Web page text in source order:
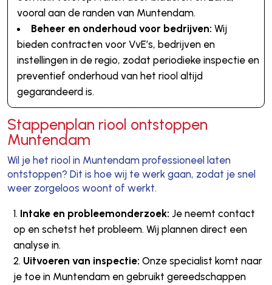
vooral aan de randen van Muntendam.
Beheer en onderhoud voor bedrijven: Wij
bieden contracten voor VvE’s, bedrijven en
instellingen in de regio, zodat periodieke inspectie en
preventief onderhoud van het riool altijd
gegarandeerd is.
Stappenplan riool ontstoppen
Muntendam
Wil je het riool in Muntendam professioneel laten
ontstoppen? Dit is hoe wij te werk gaan, zodat je snel
weer zorgeloos woont of werkt.
Intake en probleemonderzoek: Je neemt contact
op en schetst het probleem. Wij plannen direct een
analyse in.
Uitvoeren van inspectie: Onze specialist komt naar
je toe in Muntendam en gebruikt gereedschappen